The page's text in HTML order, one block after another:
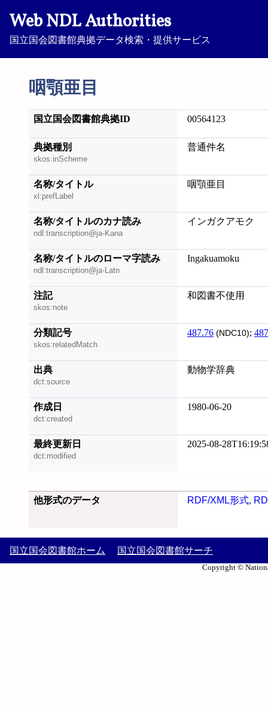
Web NDL Authorities
国立国会図書館典拠データ検索・提供サービス
咽顎亜目
国立国会図書館典拠ID 00564123
典拠種別
skos:inScheme
普通件名
名称/タイトル
xl:prefLabel
咽顎亜目
名称/タイトルのカナ読み
ndl:transcription@ja-Kana
インガクアモク
名称/タイトルのローマ字読み
ndl:transcription@ja-Latn
Ingakuamoku
注記
skos:note
和図書不使用
分類記号
skos:relatedMatch
487.76 (NDC10);
出典
dct:source
動物学辞典
作成日
dct:created
1980-06-20
最終更新日
dct:modified
2025-08-
他形式のデータ RDF/XML形式,
国立国会図書館ホーム 国立国会図書館サーチ
Copyright ©